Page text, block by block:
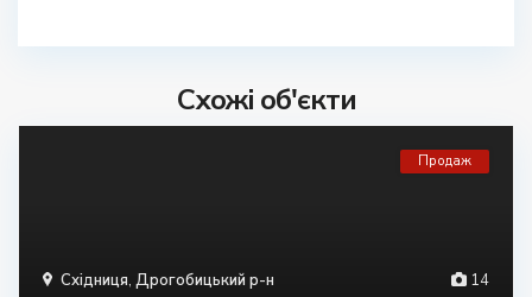
Схожі об'єкти
14
Східниця, Дрогобицький р-н
Продаж